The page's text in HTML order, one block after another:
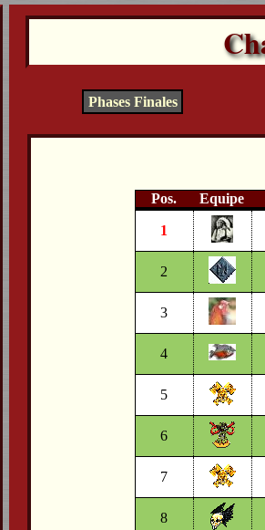
Phases Finales
Pos. Equipe
1
2
3
4
5
6
7
8